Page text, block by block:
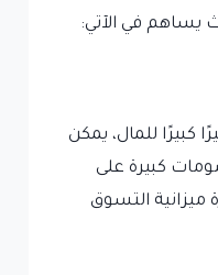
يساهم في الآتي:
كبيرًا للمال، يمكن
كبيرة على
ميزانية التسوق